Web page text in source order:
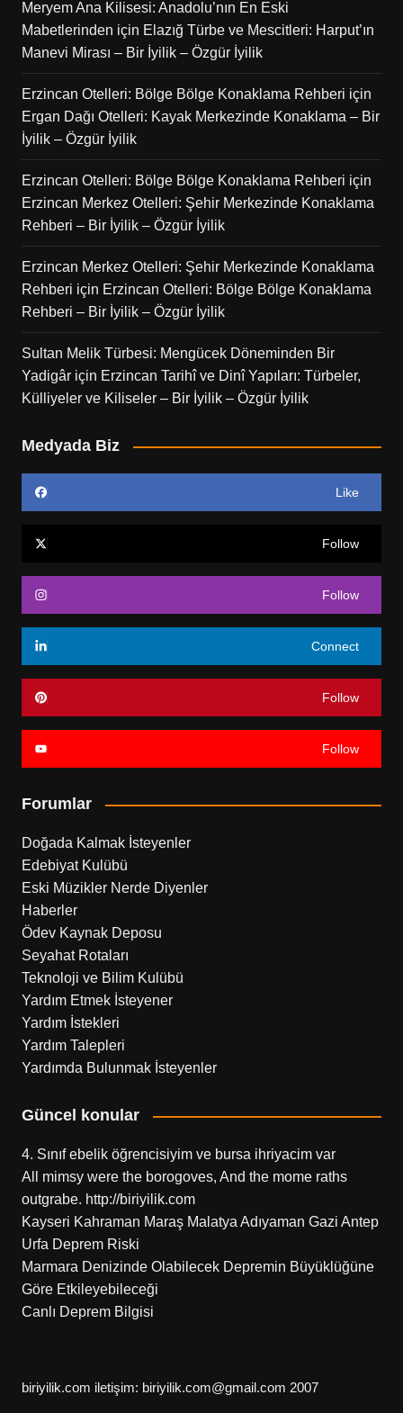
Meryem Ana Kilisesi: Anadolu’nın En Eski
Mabetlerinden için Elazığ Türbe ve Mescitleri: Harput’ın
Manevi Mirası – Bir İyilik – Özgür İyilik
Erzincan Otelleri: Bölge Bölge Konaklama Rehberi için
Ergan Dağı Otelleri: Kayak Merkezinde Konaklama – Bir
İyilik – Özgür İyilik
Erzincan Otelleri: Bölge Bölge Konaklama Rehberi için
Erzincan Merkez Otelleri: Şehir Merkezinde Konaklama
Rehberi – Bir İyilik – Özgür İyilik
Erzincan Merkez Otelleri: Şehir Merkezinde Konaklama
Rehberi için Erzincan Otelleri: Bölge Bölge Konaklama
Rehberi – Bir İyilik – Özgür İyilik
Sultan Melik Türbesi: Mengücek Döneminden Bir
Yadigâriçin Erzincan Tarihî ve Dinî Yapıları: Türbeler,
Külliyeler ve Kiliseler – Bir İyilik – Özgür İyilik
Medyada Biz
Like
Follow
Follow
Connect
Follow
Follow
Forumlar
Doğada Kalmak İsteyenler
Edebiyat Kulübü
Eski Müzikler Nerde Diyenler
Haberler
Ödev Kaynak Deposu
Seyahat Rotaları
Teknoloji ve Bilim Kulübü
Yardım Etmek İsteyener
Yardım İstekleri
Yardım Talepleri
Yardımda Bulunmak İsteyenler
Güncel konular
4. Sınıf ebelik öğrencisiyim ve bursa ihriyacim var
All mimsy were the borogoves, And the mome raths
outgrabe. http://biriyilik.com
Kayseri Kahraman Maraş Malatya Adıyaman Gazi Antep
Urfa Deprem Riski
Marmara Denizinde Olabilecek Depremin Büyüklüğüne
Göre Etkileyebileceği
Canlı Deprem Bilgisi
biriyilik.com iletişim: biriyilik.com@gmail.com 2007